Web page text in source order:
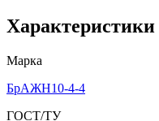
Характеристики
Марка
БрАЖН10-4-4
ГОСТ/ТУ